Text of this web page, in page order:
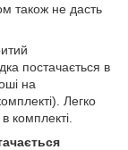
також не дасть
постачається в
на
Легко
комплекті.